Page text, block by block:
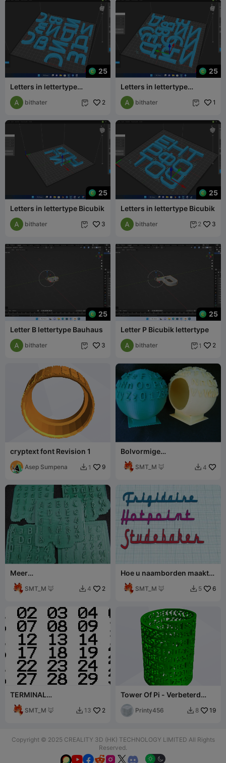
25
Letters in lettertype
bauhaus
bithater  2
25
Letters in lettertype
Bauhaus
bithater  1
25
Letters in lettertype Bicubik
bithater  3
25
Letters in lettertype Bicubik
bithater  2 3
25
Letter B lettertype Bauhaus
bithater  3
25
Letter P Bicubik lettertype
bithater  1 2
cryptext font Revision 1
Asep Sumpena  1 9
Bolvormige
lettertypevoorbeelden
SMT_M 🦊  4
Meer
lettertypevoorbeelden
SMT_M 🦊  4 2
Hoe u naamborden maakt
met retro- en andere
lettertypen
SMT_M 🦊  5 6
TERMINAL
Lettertypenummers (01-
30) SMT_M 🦊  13 2
Tower Of Pi - Verbeterd
lettertype
Printy456  8 19
Copyright © 2025 CREALITY 3D (HK) TECHNOLOGY LIMITED All Rights
Reserved.
  